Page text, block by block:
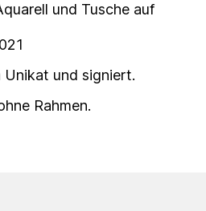
und Tusche auf
Unikat und signiert.
Rahmen.